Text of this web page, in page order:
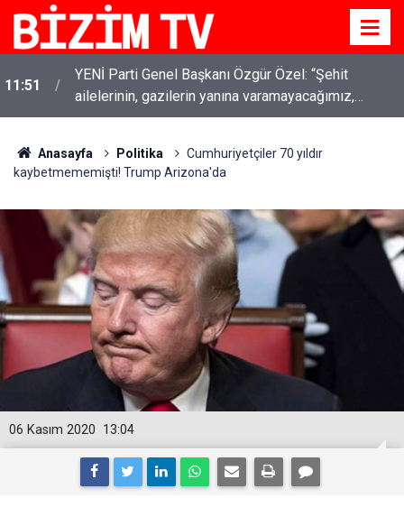
11:51
YENİ Parti Genel Başkanı Özgür Özel: “Şehit
ailelerinin, gazilerin yanına varamayacağımız,
gözüne bakamayacağımız işlerin içinde olmayız”
Anasayfa Politika
Cumhuriyetçiler 70 yıldır
kaybetmememişti! Trump Arizona'da
13:04
06 Kasım 2020